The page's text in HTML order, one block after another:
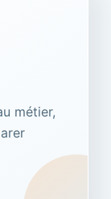
métier,